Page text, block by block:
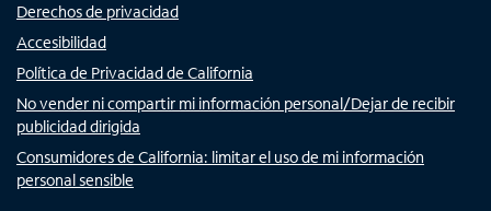
Derechos de privacidad
Accesibilidad
Política de Privacidad de California
No vender ni compartir mi información personal/Dejar de recibir
publicidad dirigida
Consumidores de California: limitar el uso de mi información
personal sensible